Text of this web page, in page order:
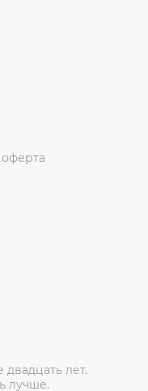
лет.
лучше.